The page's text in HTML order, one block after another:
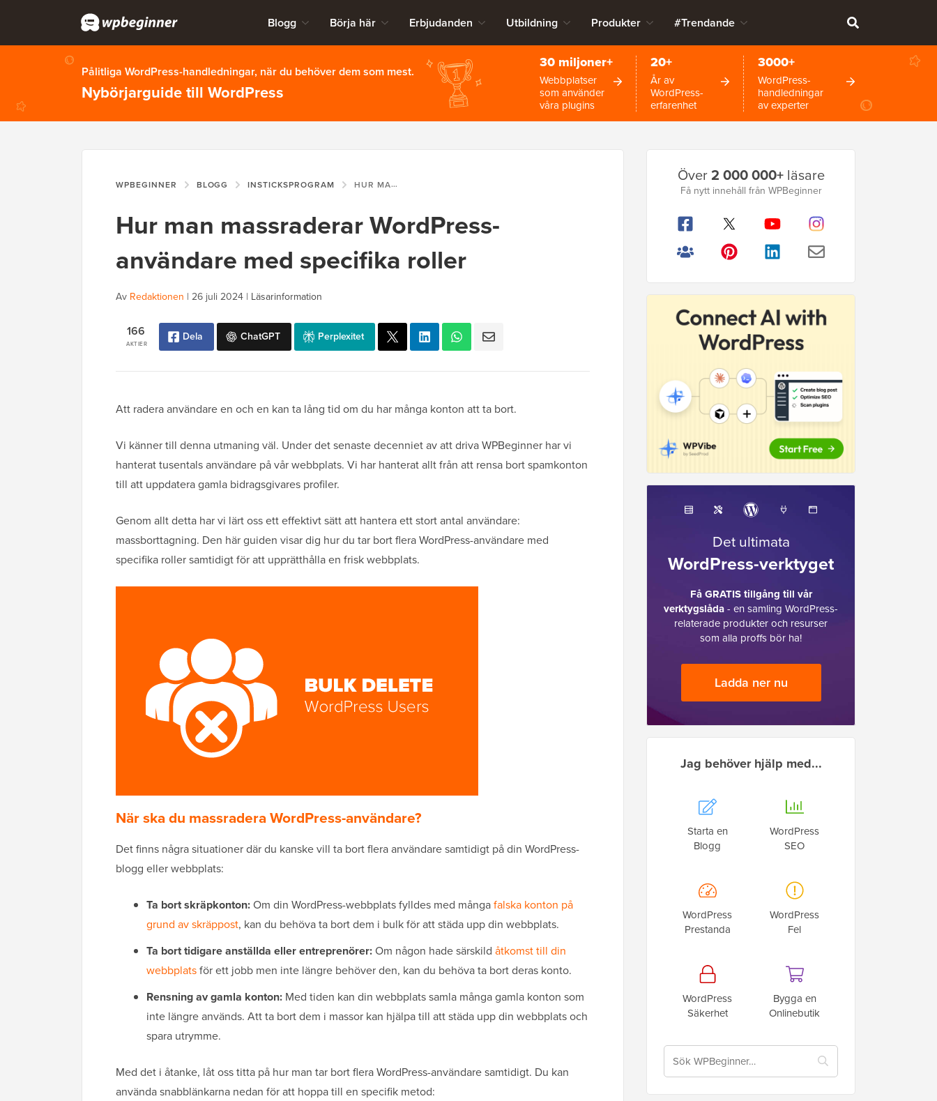
Blogg Börja här Erbjudanden Utbildning Produkter #Trendande
Pålitliga WordPress-handledningar, när du behöver dem som mest.
Nybörjarguide till WordPress
30 miljoner+
Webbplatser
som använder
våra plugins
20+
År av
WordPress-
erfarenhet
3000+
WordPress-
handledningar
av experter
WPBEGINNER BLOGG INSTICKSPROGRAM HUR MAN MASSRADERAR WORDPRESS-ANVÄNDARE MED SPECIFIKA ROLLER
Hur man massraderar WordPress-
användare med specifika roller
Av Redaktionen | 26 juli 2024 | Läsarinformation
AKTIER
166 Dela ChatGPT Perplexitet
Att radera användare en och en kan ta lång tid om du har många konton att ta bort.
Vi känner till denna utmaning väl. Under det senaste decenniet av att driva WPBeginner har vi
hanterat tusentals användare på vår webbplats. Vi har hanterat allt från att rensa bort spamkonton
till att uppdatera gamla bidragsgivares profiler.
Genom allt detta har vi lärt oss ett effektivt sätt att hantera ett stort antal användare:
massborttagning. Den här guiden visar dig hur du tar bort flera WordPress-användare med
specifika roller samtidigt för att upprätthålla en frisk webbplats.
När ska du massradera WordPress-användare?
Det finns några situationer där du kanske vill ta bort flera användare samtidigt på din WordPress-
blogg eller webbplats:
Ta bort skräpkonton:Om din WordPress-webbplats fylldes med mångafalska konton på
grund av skräppost, kan du behöva ta bort dem i bulk för att städa upp din webbplats.
Ta bort tidigare anställda eller entreprenörer:Om någon hade särskild åtkomst till din
webbplatsför ett jobb men inte längre behöver den, kan du behöva ta bort deras konto.
Rensning av gamla konton: Med tiden kan din webbplats samla många gamla konton som
inte längre används. Att ta bort dem i massor kan hjälpa till att städa upp din webbplats och
spara utrymme.
Med det i åtanke, låt oss titta på hur man tar bort flera WordPress-användare samtidigt. Du kan
använda snabblänkarna nedan för att hoppa till en specifik metod:
Primär
sidofält
Över2 000 000+läsare
Få nytt innehåll från WPBeginner
Det ultimata
WordPress-verktyget
Få GRATIS tillgång till vår
verktygslåda- en samling WordPress-
relaterade produkter och resurser
som alla proffs bör ha!
Ladda ner nu
Jag behöver hjälp med...
Starta en
Blogg
WordPress
SEO
WordPress
Prestanda
WordPress
Fel
WordPress
Säkerhet
Bygga en
Onlinebutik